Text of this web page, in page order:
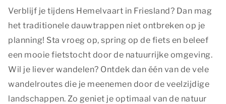
Verblijf je tijdens Hemelvaart in Friesland? Dan mag
het traditionele dauwtrappen niet ontbreken op je
planning! Sta vroeg op, spring op de fiets en beleef
een mooie fietstocht door de natuurrijke omgeving.
Wil je liever wandelen? Ontdek dan één van de vele
wandelroutes die je meenemen door de veelzijdige
landschappen. Zo geniet je optimaal van de natuur